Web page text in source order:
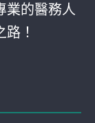
業的醫務人
！